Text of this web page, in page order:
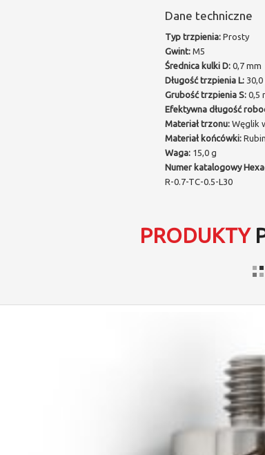
Dane techniczne
Typ trzpienia:Prosty
Gwint:M5
Średnica kulki D:0,7 mm
Długość trzpienia L:30,0
Grubość trzpienia S:0,5
Efektywna długość
Materiał trzonu:Węglik
Materiał końcówki:Rubin
Waga:15,0 g
Numer katalogowy
R-0.7-TC-0.5-L30
PRODUKTY